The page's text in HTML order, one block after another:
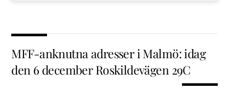
MFF-anknutna adresser i Malmö: idag
den 6 december Roskildevägen 29C